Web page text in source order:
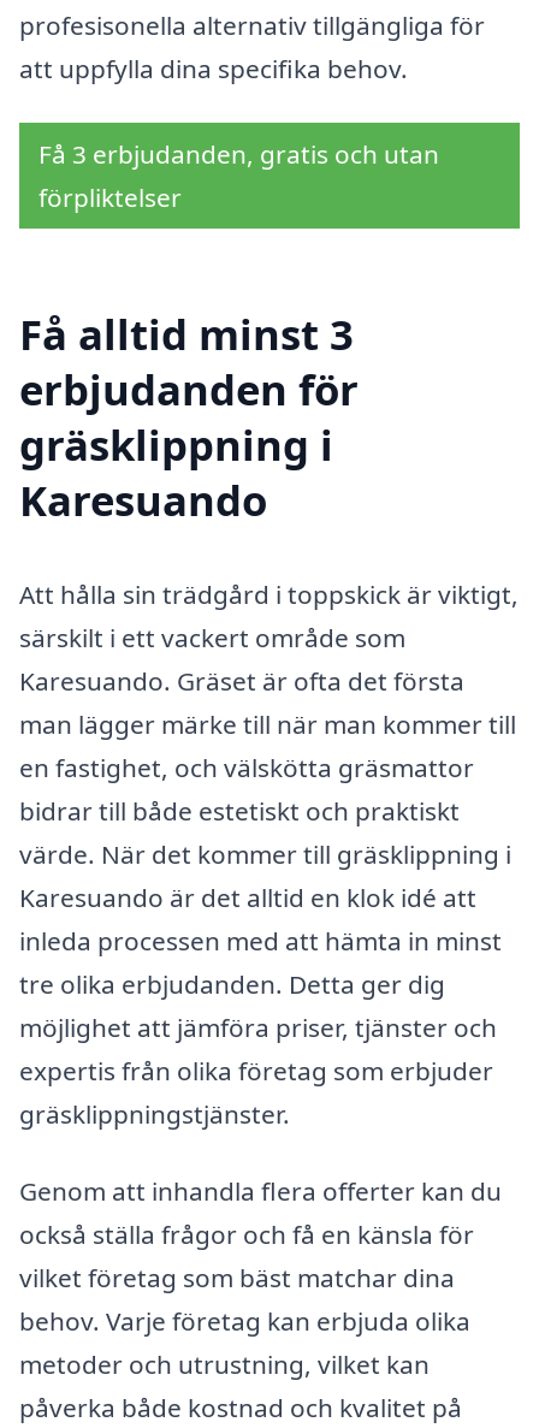
profesisonella alternativ tillgängliga för
att uppfylla dina specifika behov.
Få 3 erbjudanden, gratis och utan
förpliktelser
Få alltid minst 3
erbjudanden för
gräsklippning i
Karesuando
Att hålla sin trädgård i toppskick är viktigt,
särskilt i ett vackert område som
Karesuando. Gräset är ofta det första
man lägger märke till när man kommer till
en fastighet, och välskötta gräsmattor
bidrar till både estetiskt och praktiskt
värde. När det kommer till gräsklippning i
Karesuando är det alltid en klok idé att
inleda processen med att hämta in minst
tre olika erbjudanden. Detta ger dig
möjlighet att jämföra priser, tjänster och
expertis från olika företag som erbjuder
gräsklippningstjänster.
Genom att inhandla flera offerter kan du
också ställa frågor och få en känsla för
vilket företag som bäst matchar dina
behov. Varje företag kan erbjuda olika
metoder och utrustning, vilket kan
påverka både kostnad och kvalitet på